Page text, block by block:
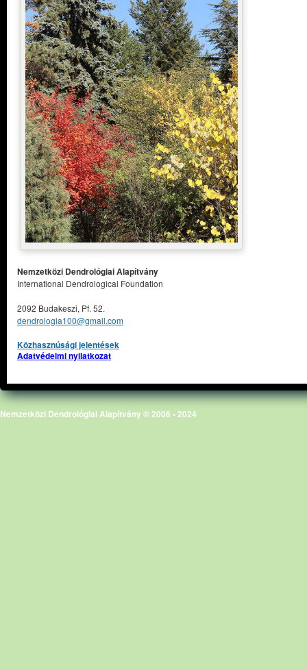
Nemzetközi Dendrológiai Alapítvány
International Dendrological Foundation
2092 Budakeszi, Pf. 52.
dendrologia100@gmail.com
Közhasznúsági jelentések
Adatvédelmi nyilatkozat
Nemzetközi Dendrológiai Alapítvány © 2006 - 2024